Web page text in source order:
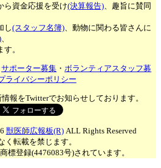
ら資金応援を受け(決算報告)、趣旨に賛同
し(スタッフ名簿)、動物に関わる皆さんに
、
。
サポーター募集 ・ボランティアスタッフ募
ライバシーポリシー
報をTwitterでお知らせしております。
獣医師広報板(R)ALL Rights Reserved
く転載を禁じます。
標登録(4476083号)されています。